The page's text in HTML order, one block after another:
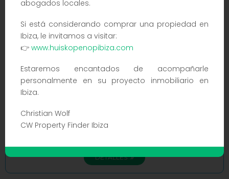
abogados locales.
Si está considerando comprar una propiedad en
Ibiza, le invitamos a visitar:
👉 www.huiskopenopibiza.com
Estaremos encantados de acompañarle
personalmente en su proyecto inmobiliario en
Ibiza.
Christian Wolf
CW Property Finder Ibiza
unifamiliar con piscina, jardín y vistas al mar en primera línea
995.000 €
DETALLES